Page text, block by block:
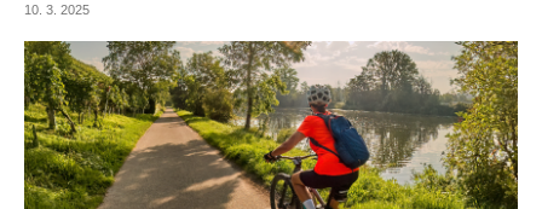
10. 3. 2025